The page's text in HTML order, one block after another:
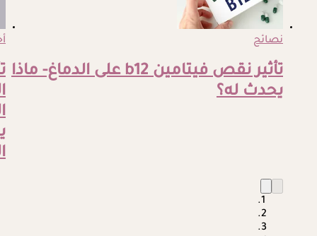
نصائح
تأثير نقص فيتامين b12 على الدماغ- ماذا
يحدث له؟